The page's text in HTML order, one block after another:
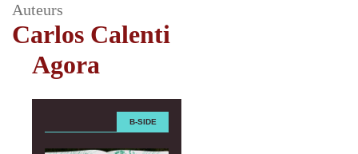
Auteurs
Carlos Calenti
Agora
B-SIDE